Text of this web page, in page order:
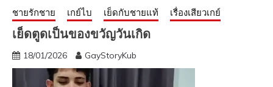
ชายรักชาย เกย์ไบ เย็ดกับชายแท้ เรื่องเสียวเกย์
เย็ดตูดเป็นของขวัญวันเกิด
18/01/2026 GayStoryKub